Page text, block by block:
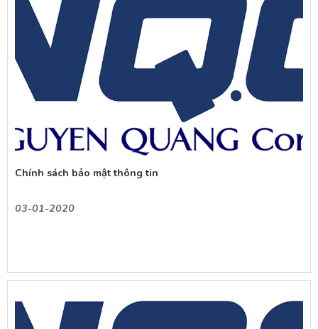
Chính sách bảo mật thông tin
03-01-2020